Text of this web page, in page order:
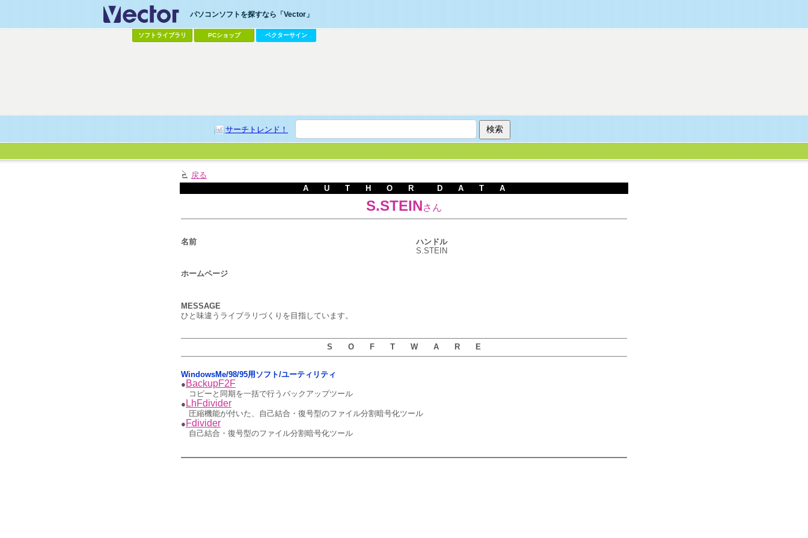
パソコンソフトを探すなら「Vector」
ソフトライブラリ PCショップ ベクターサイン
サーチトレンド！
戻る
A U T H O R D A T A
S.STEINさん
名前
ハンドル
S.STEIN
ホームページ
MESSAGE
ひと味違うライブラリづくりを目指しています。
S O F T W A R E
WindowsMe/98/95用ソフト/ユーティリティ
● BackupF2F
コピーと同期を一括で行うバックアップツール
● LhFdivider
圧縮機能が付いた、自己結合・復号型のファイル分割暗号化ツール
● Fdivider
自己結合・復号型のファイル分割暗号化ツール